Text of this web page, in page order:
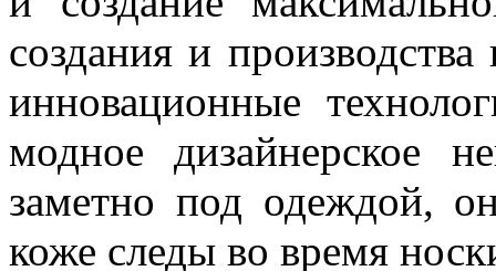
создания и
инновационные
модное дизайнерское
заметно под одеждой,
коже следы во время